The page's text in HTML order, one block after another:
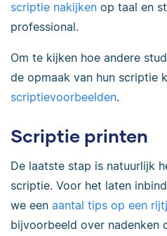
scriptie nakijken op taal en
professional.
Om te kijken hoe andere
de opmaak van hun scriptie
scriptievoorbeelden.
Scriptie printen
De laatste stap is natuurlijk
scriptie. Voor het laten
we een aantal tips op een
bijvoorbeeld over nadenken